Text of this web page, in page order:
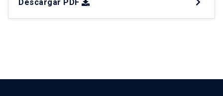
perspectiva multiescalar. Para lograr este
objetivo, se adoptó un enfoque cualitativo que
Descargar PDF